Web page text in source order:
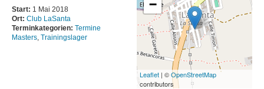
Schwimmhallen
Baumschulenweg
Start: 1 Mai 2018
Ort: Club LaSanta
Terminkategorien: Termine
Masters, Trainingslager
−
Leaflet | ©OpenStreetMap
contributors